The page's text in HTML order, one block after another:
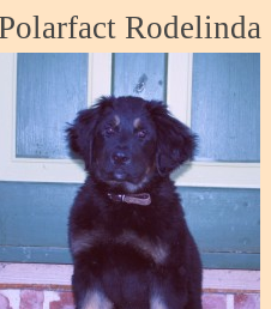
Rodelinda